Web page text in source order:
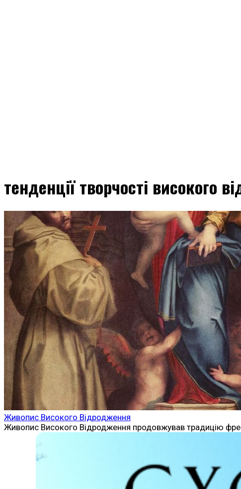
тенденції творчості високого
Живопис Високого Відродження
Живопис Високого Відродження продовжував традицію